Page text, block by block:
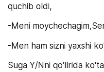
quchib oldi,
-Meni
-Men ham sizni yaxshi
Suga Y/Nni qo'llrida